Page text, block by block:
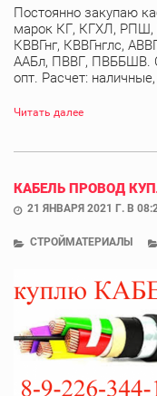
Постоянно закупаю
марок КГ, КГХЛ, РПШ,
КВВГнг, КВВГнглс,
ААБл, ПВВГ, ПВББШВ.
опт. Расчет:
Читать далее
КАБЕЛЬ ПРОВОД
21 ЯНВАРЯ 2021 Г. В
СТРОЙМАТЕРИАЛЫ